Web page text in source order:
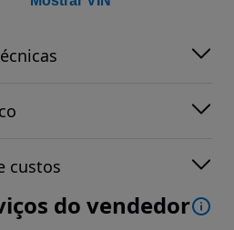
custos
do vendedor